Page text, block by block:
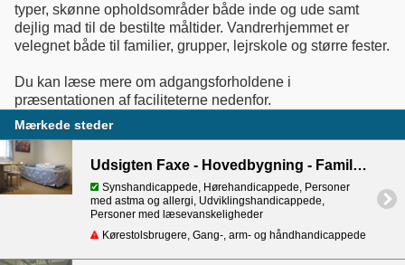
typer, skønne opholdsområder både inde og ude samt
dejlig mad til de bestilte måltider. Vandrerhjemmet er
velegnet både til familier, grupper, lejrskole og større fester.
Du kan læse mere om adgangsforholdene i
præsentationen af faciliteterne nedenfor.
Mærkede steder
Udsigten Faxe - Hovedbygning - Familierum I
Synshandicappede, Hørehandicappede, Personer
med astma og allergi, Udviklingshandicappede,
Personer med læsevanskeligheder
Kørestolsbrugere, Gang-, arm- og håndhandicappede